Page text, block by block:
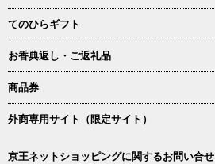
てのひらギフト
お香典返し・ご返礼品
商品券
外商専用サイト（限定サイト）
京王ネットショッピングに関するお問い合せ